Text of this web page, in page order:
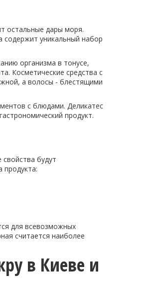
остальные дары моря.
содержит уникальный набор
организма в тонусе,
Косметические средства с
а волосы - блестящими
с блюдами. Деликатес
продукт.
будут
продукта:
для всевозможных
считается наиболее
в Киеве и